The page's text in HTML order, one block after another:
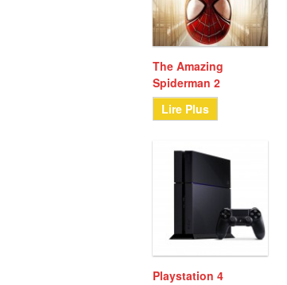
The Amazing
Spiderman 2
Lire Plus
Playstation 4